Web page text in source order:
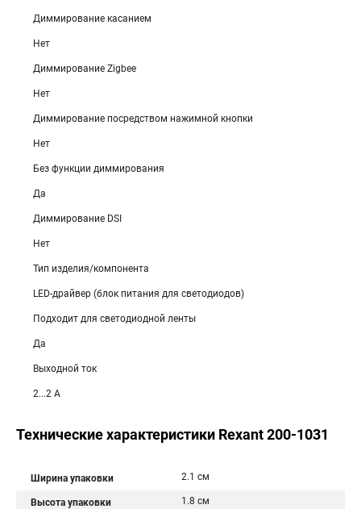
Диммирование касанием
Нет
Диммирование Zigbee
Нет
Диммирование посредством нажимной кнопки
Нет
Без функции диммирования
Да
Диммирование DSI
Нет
Тип изделия/компонента
LED-драйвер (блок питания для светодиодов)
Подходит для светодиодной ленты
Да
Выходной ток
2...2 А
Технические характеристики Rexant 200-1031
Ширина упаковки 2.1 см
Высота упаковки 1.8 см